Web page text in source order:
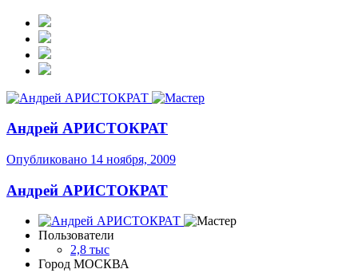
Андрей АРИСТОКРАТ
Опубликовано 14 ноября, 2009
Андрей АРИСТОКРАТ
Пользователи
2,8 тыс
Город МОСКВА